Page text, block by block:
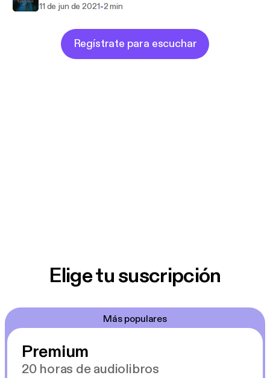
11 de jun de 2021-2 min
Regístrate para escuchar
Elige tu suscripción
Más populares
Premium
20 horas de audiolibros